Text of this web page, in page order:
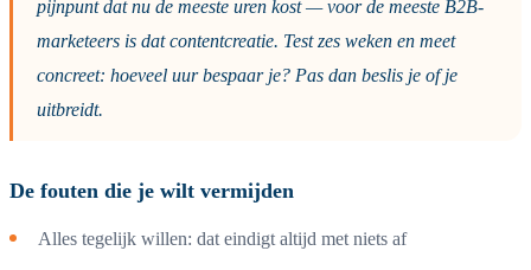
pijnpunt dat nu de meeste uren kost — voor de meeste B2B-
marketeers is dat contentcreatie. Test zes weken en meet
concreet: hoeveel uur bespaar je? Pas dan beslis je of je
uitbreidt.
De fouten die je wilt vermijden
Alles tegelijk willen: dat eindigt altijd met niets af